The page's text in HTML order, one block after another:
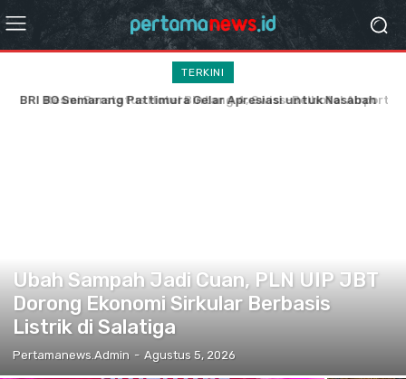
TERKINI
Resmi Berstatus Hotel Bintang 4, Swiss-Belhotel Airport
Ubah Sampah Jadi Cuan, PLN UIP JBT
Dorong Ekonomi Sirkular Berbasis
Listrik di Salatiga
Pertamanews.admin - Agustus 5, 2026